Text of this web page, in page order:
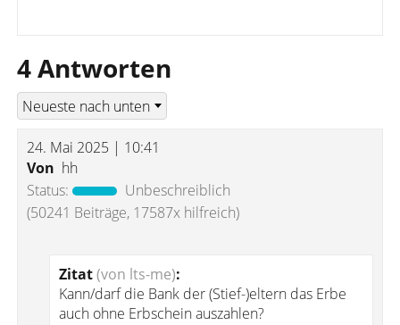
4 Antworten
24. Mai 2025 | 10:41
Von hh
Status:
Unbeschreiblich
(50241 Beiträge, 17587x hilfreich)
Zitat(von lts-me):
Kann/darf die Bank der (Stief-)eltern das Erbe
auch ohne Erbschein auszahlen?